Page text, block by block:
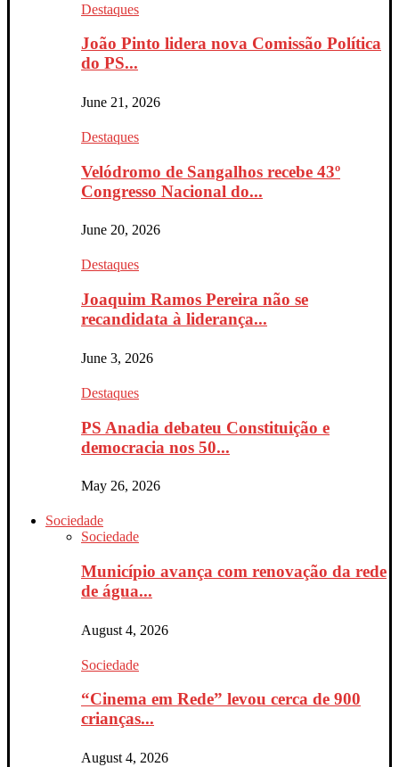
Destaques
João Pinto lidera nova Comissão Política
do PS...
June 21, 2026
Destaques
Velódromo de Sangalhos recebe 43º
Congresso Nacional do...
June 20, 2026
Destaques
Joaquim Ramos Pereira não se
recandidata à liderança...
June 3, 2026
Destaques
PS Anadia debateu Constituição e
democracia nos 50...
May 26, 2026
Sociedade
Sociedade
Município avança com renovação da rede
de água...
August 4, 2026
Sociedade
“Cinema em Rede” levou cerca de 900
crianças...
August 4, 2026